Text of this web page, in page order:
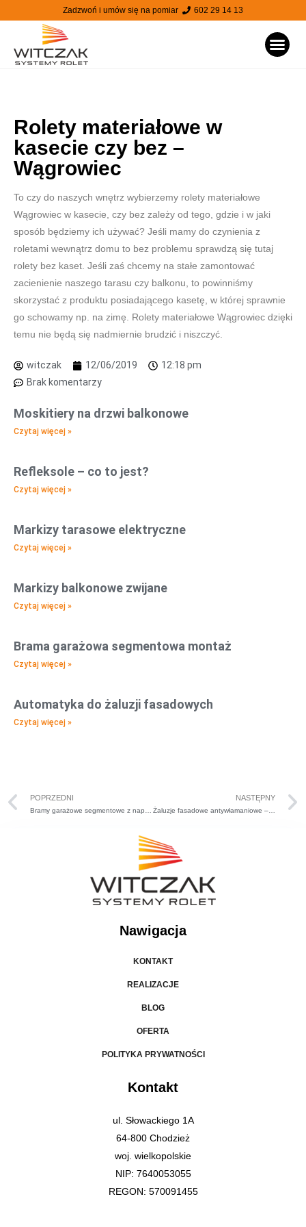
Zadzwoń i umów się na pomiar 602 29 14 13
Rolety materiałowe w
kasecie czy bez –
Wągrowiec
To czy do naszych wnętrz wybierzemy rolety materiałowe
Wągrowiec w kasecie, czy bez zależy od tego, gdzie i w jaki
sposób będziemy ich używać? Jeśli mamy do czynienia z
roletami wewnątrz domu to bez problemu sprawdzą się tutaj
rolety bez kaset. Jeśli zaś chcemy na stałe zamontować
zacienienie naszego tarasu czy balkonu, to powinniśmy
skorzystać z produktu posiadającego kasetę, w której sprawnie
go schowamy np. na zimę. Rolety materiałowe Wągrowiec dzięki
temu nie będą się nadmiernie brudzić i niszczyć.
witczak 12/06/2019
12:18 pm
Brak komentarzy
Moskitiery na drzwi balkonowe
Czytaj więcej »
Refleksole – co to jest?
Czytaj więcej »
Markizy tarasowe elektryczne
Czytaj więcej »
Markizy balkonowe zwijane
Czytaj więcej »
Brama garażowa segmentowa montaż
Czytaj więcej »
Automatyka do żaluzji fasadowych
Czytaj więcej »
POPRZEDNI NASTĘPNY
Żaluzje fasadowe antywłamaniowe – Czarnków
Nawigacja
KONTAKT
REALIZACJE
BLOG
OFERTA
POLITYKA PRYWATNOŚCI
Kontakt
ul. Słowackiego 1A
64-800 Chodzież
woj. wielkopolskie
NIP: 7640053055
REGON: 570091455